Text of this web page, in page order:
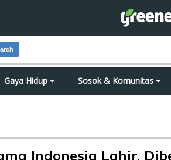
Gaya Hidup Sosok & Komunitas
Indonesia Lahir,